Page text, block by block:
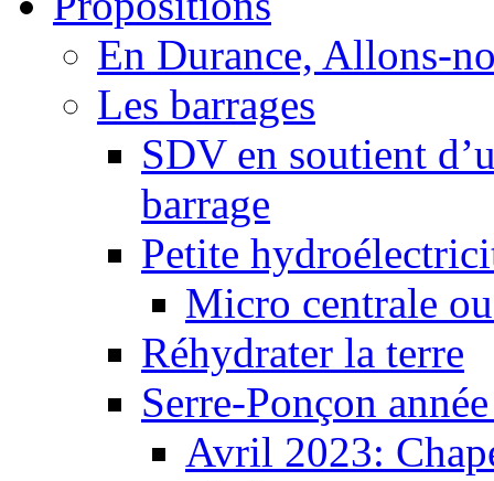
En Durance, Allons-
Les barrages
SDV en soutient
barrage
Petite
Micro centrale
Réhydrater la terre
Serre-Ponçon
Avril 2023: